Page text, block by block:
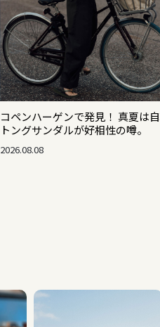
コペンハーゲンで発見！ 真夏は
トングサンダルが好相性の噂。
2026.08.08